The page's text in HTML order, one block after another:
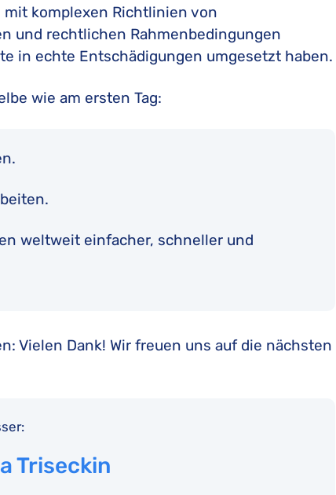
komplexen Richtlinien von
und rechtlichen Rahmenbedingungen
in echte Entschädigungen umgesetzt haben.
wie am ersten Tag:
weltweit einfacher, schneller und
Vielen Dank! Wir freuen uns auf die nächsten
Triseckin